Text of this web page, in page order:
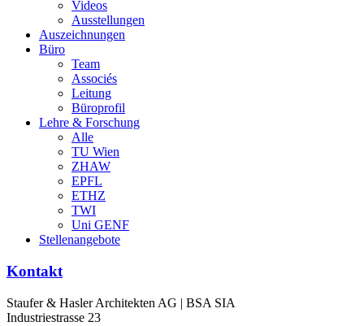
Videos
Ausstellungen
Auszeichnungen
Büro
Team
Associés
Leitung
Büroprofil
Lehre & Forschung
Alle
TU Wien
ZHAW
EPFL
ETHZ
TWI
Uni GENF
Stellenangebote
Kontakt
Staufer & Hasler Architekten AG | BSA SIA
Industriestrasse 23